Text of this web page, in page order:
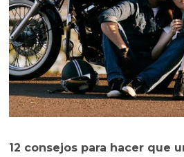
12 consejos para hacer que